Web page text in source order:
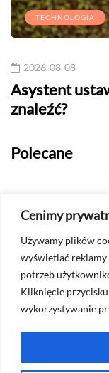
Cenimy
Używamy plików
wyświetlać
potrzeb
Kliknięcie przycisku
wykorzystywanie
TECHNOLOGIA
2026-08-08
Asystent
znaleźć?
Polecane